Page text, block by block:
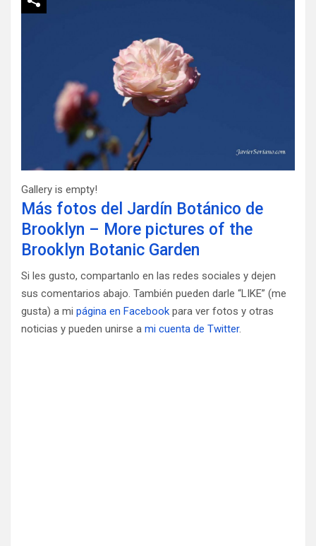
Gallery is empty!
Más fotos del Jardín Botánico de
Brooklyn – More pictures of the
Brooklyn Botanic Garden
Si les gusto, compartanlo en las redes sociales y dejen
sus comentarios abajo. También pueden darle “LIKE” (me
gusta) a mi página en Facebook para ver fotos y otras
noticias y pueden unirse a mi cuenta de Twitter.